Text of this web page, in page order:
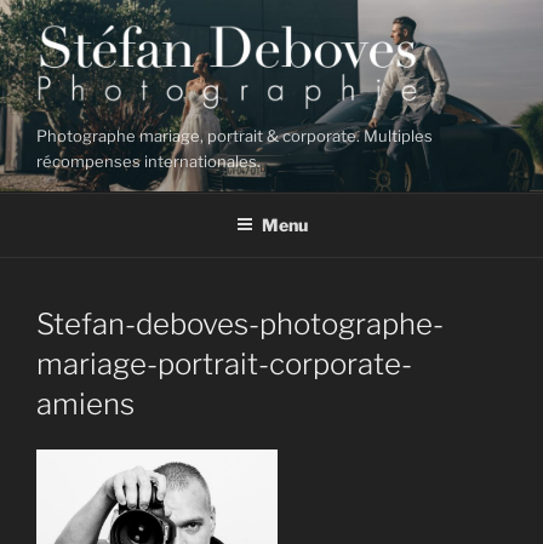
Aller
au
contenu
principal
Photographe mariage, portrait & corporate. Multiples
récompenses internationales.
Menu
Stefan-deboves-photographe-
mariage-portrait-corporate-
amiens